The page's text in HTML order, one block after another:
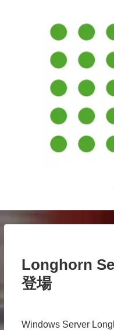
Longhorn
登場
Windows Server